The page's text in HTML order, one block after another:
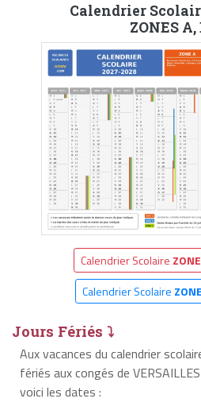
Calendrier
ZONES A,
Calendrier Scolaire
Calendrier Scolaire
Jours Fériés ⤵
Aux vacances du calendrier
fériés aux congés de
voici les dates :